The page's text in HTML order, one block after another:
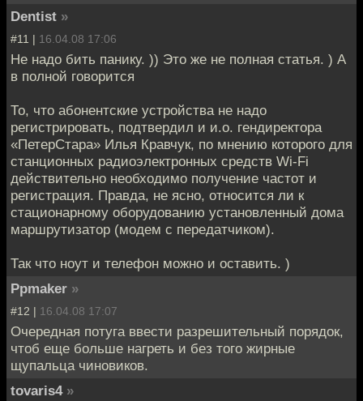
Dentist »
#11 | 16.04.08 17:06
Не надо бить панику. )) Это же не полная статья. ) А
в полной говорится
То, что абонентские устройства не надо
регистрировать, подтвердил и и.о. гендиректора
«ПетерСтара» Илья Кравчук, по мнению которого для
станционных радиоэлектронных средств Wi-Fi
действительно необходимо получение частот и
регистрация. Правда, не ясно, относится ли к
стационарному оборудованию установленный дома
маршрутизатор (модем с передатчиком).
Так что ноут и телефон можно и оставить. )
Ppmaker »
#12 | 16.04.08 17:07
Очередная потуга ввести разрешительный порядок,
чтоб еще больше нагреть и без того жирные
щупальца чиновиков.
tovaris4 »